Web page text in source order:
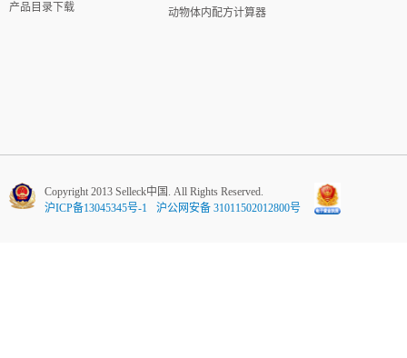
产品目录下载
动物体内配方计算器
Copyright 2013 Selleck中国. All Rights Reserved.
沪ICP备13045345号-1
沪公网安备 31011502012800号